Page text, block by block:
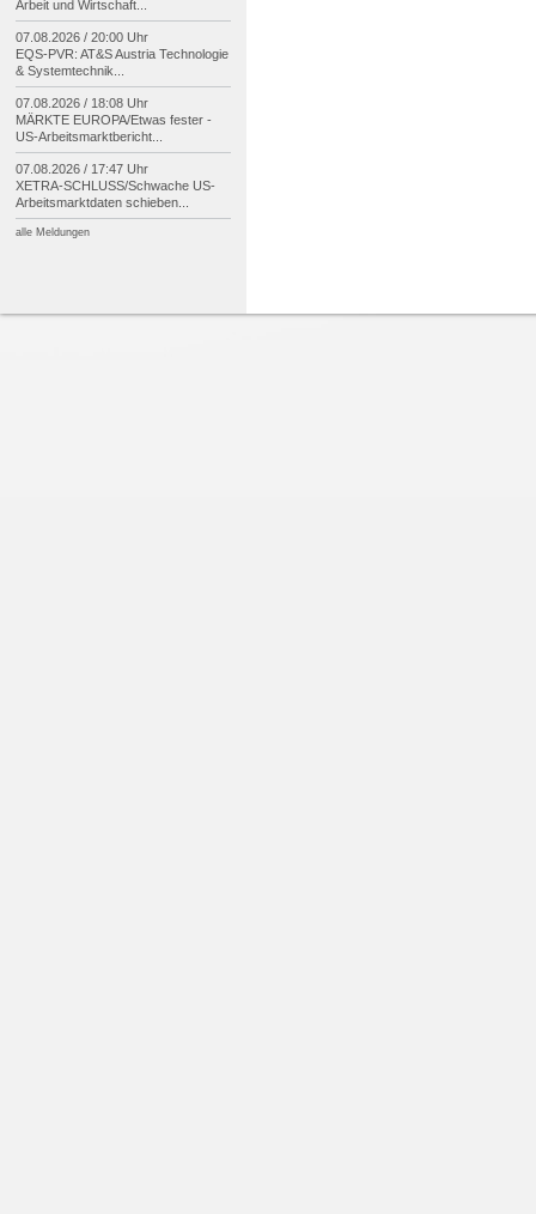
Arbeit und Wirtschaft...
07.08.2026 / 20:00 Uhr
EQS-PVR: AT&S Austria Technologie
& Systemtechnik...
07.08.2026 / 18:08 Uhr
MÄRKTE EUROPA/Etwas fester -
US-Arbeitsmarktbericht...
07.08.2026 / 17:47 Uhr
XETRA-SCHLUSS/Schwache US-
Arbeitsmarktdaten schieben...
alle Meldungen